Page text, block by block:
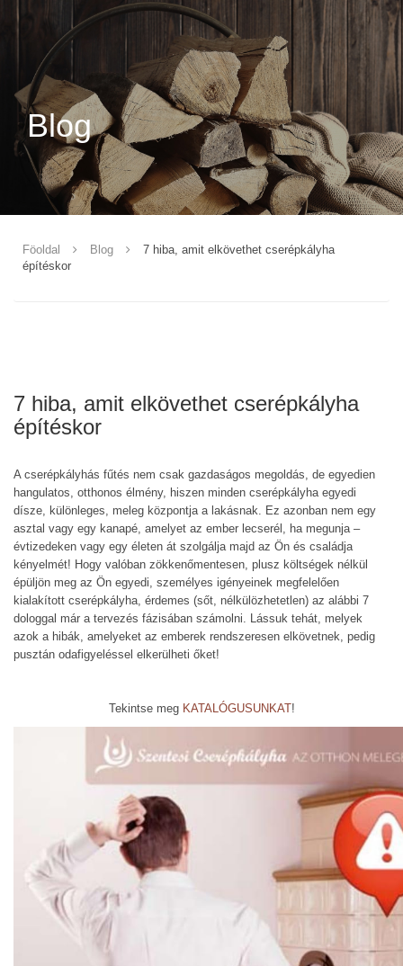
Blog
Föoldal Blog
7 hiba, amit elkövethet cserépkályha
építéskor
7 hiba, amit elkövethet cserépkályha
építéskor
A cserépkályhás fűtés nem csak gazdaságos megoldás, de egyedien
hangulatos, otthonos élmény, hiszen minden cserépkályha egyedi
dísze, különleges, meleg központja a lakásnak. Ez azonban nem egy
asztal vagy egy kanapé, amelyet az ember lecserél, ha megunja –
évtizedeken vagy egy életen át szolgálja majd az Ön és családja
kényelmét! Hogy valóban zökkenőmentesen, plusz költségek nélkül
épüljön meg az Ön egyedi, személyes igényeinek megfelelően
kialakított cserépkályha, érdemes (sőt, nélkülözhetetlen) az alábbi 7
dologgal már a tervezés fázisában számolni. Lássuk tehát, melyek
azok a hibák, amelyeket az emberek rendszeresen elkövetnek, pedig
pusztán odafigyeléssel elkerülheti őket!
Tekintse meg KATALÓGUSUNKAT!